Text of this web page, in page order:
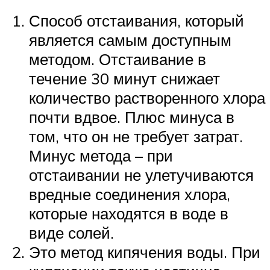
Способ отстаивания, который
является самым доступным
методом. Отстаивание в
течение 30 минут снижает
количество растворенного хлора
почти вдвое. Плюс минуса в
том, что он не требует затрат.
Минус метода – при
отстаивании не улетучиваются
вредные соединения хлора,
которые находятся в воде в
виде солей.
Это метод кипячения воды. При